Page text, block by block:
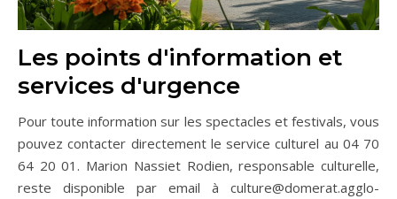
Les points d'information et
services d'urgence
Pour toute information sur les spectacles et festivals, vous
pouvez contacter directement le service culturel au 04 70
64 20 01. Marion Nassiet Rodien, responsable culturelle,
reste disponible par email à culture@domerat.agglo-